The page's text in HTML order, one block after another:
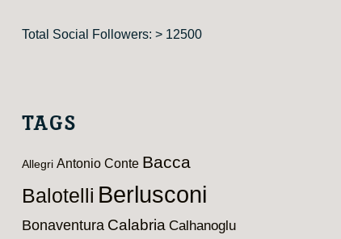
Total Social Followers: > 12500
TAGS
Allegri Antonio Conte Bacca
Balotelli Berlusconi
Bonaventura Calabria Calhanoglu